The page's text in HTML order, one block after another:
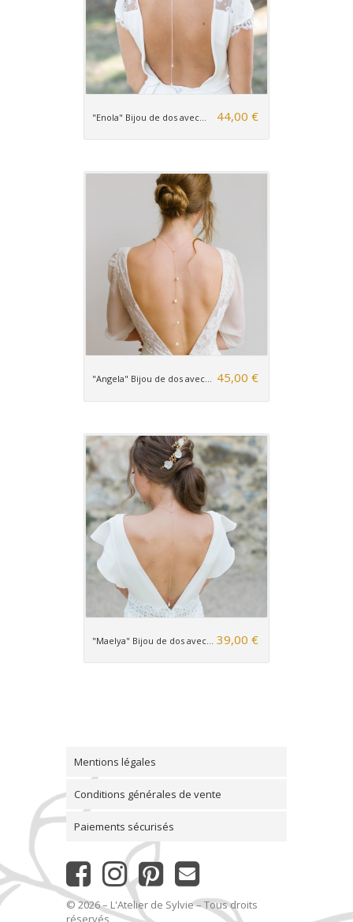
"Enola" Bijou de dos avec... 44,00 €
"Angela" Bijou de dos avec... 45,00 €
"Maelya" Bijou de dos avec... 39,00 €
Mentions légales
Conditions générales de vente
Paiements sécurisés
© 2026 – L'Atelier de Sylvie – Tous droits
réservés